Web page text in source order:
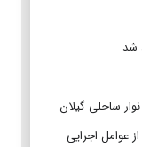
ساحلی گیلان
عوامل اجرایی